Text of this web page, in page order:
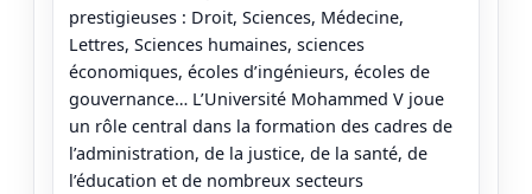
prestigieuses : Droit, Sciences, Médecine,
Lettres, Sciences humaines, sciences
économiques, écoles d’ingénieurs, écoles de
gouvernance… L’Université Mohammed V joue
un rôle central dans la formation des cadres de
l’administration, de la justice, de la santé, de
l’éducation et de nombreux secteurs